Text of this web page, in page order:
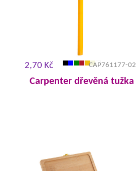
2,70 Kč CAP761177-02
Carpenter dřevěná tužka